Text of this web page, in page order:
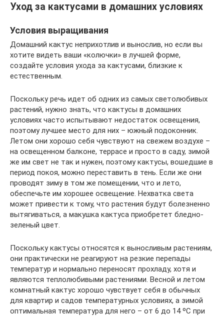
Уход за кактусами в домашних условиях
Условия выращивания
Домашний кактус неприхотлив и вынослив, но если вы
хотите видеть ваши «колючки» в лучшей форме,
создайте условия ухода за кактусами, близкие к
естественным.
Поскольку речь идет об одних из самых светолюбивых
растений, нужно знать, что кактусы в домашних
условиях часто испытывают недостаток освещения,
поэтому лучшее место для них – южный подоконник.
Летом они хорошо себя чувствуют на свежем воздухе –
на освещенном балконе, террасе и просто в саду, зимой
же им свет не так и нужен, поэтому кактусы, вошедшие в
период покоя, можно переставить в тень. Если же они
проводят зиму в том же помещении, что и лето,
обеспечьте им хорошее освещение. Нехватка света
может привести к тому, что растения будут болезненно
вытягиваться, а макушка кактуса приобретет бледно-
зеленый цвет.
Поскольку кактусы относятся к выносливым растениям,
они практически не реагируют на резкие перепады
температур и нормально переносят прохладу, хотя и
являются теплолюбивыми растениями. Весной и летом
комнатный кактус хорошо чувствует себя в обычных
для квартир и садов температурных условиях, а зимой
оптимальная температура для него – от 6 до 14 ºC при